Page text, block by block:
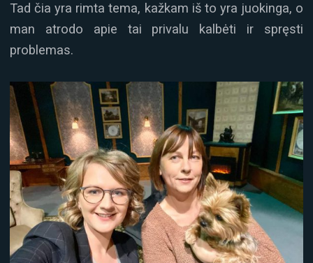
Tad čia yra rimta tema, kažkam iš to yra juokinga, o
man atrodo apie tai privalu kalbėti ir spręsti
problemas.